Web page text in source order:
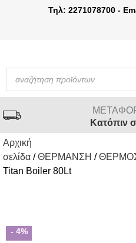
Τηλ: 2271078700 -
Κατόπιν
Αρχική
σελίδα /ΘΕΡΜΑΝΣΗ /
Titan Boiler 80Lt
- 4%